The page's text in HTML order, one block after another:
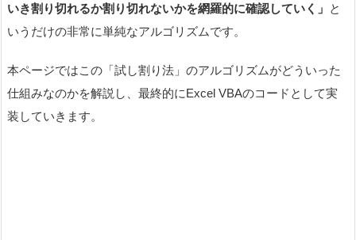
いき割り切れるか割り切れないかを網羅的に確認していく」 と
いうだけの非常に単純なアルゴリズムです。
本ページではこの「試し割り法」のアルゴリズムがどういった
仕組みなのかを解説し、最終的にExcel VBAのコードとして実
装していきます。